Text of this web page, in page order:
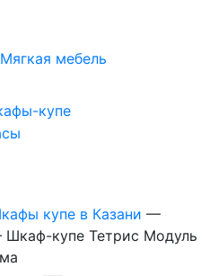
Мягкая мебель
купе
купе в Казани —
Шкаф-купе Тетрис Модуль